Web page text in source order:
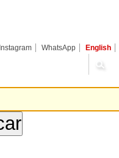
Instagram WhatsApp English